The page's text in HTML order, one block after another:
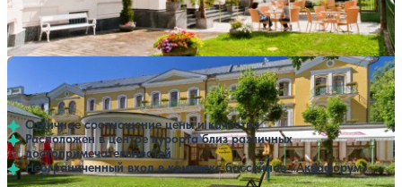
Профилей лечения:2 Крытый бассейн
Открытый бассейн
SPA
Санаторий Belvedere
Франтишкови-Лазне
Отличное соотношение цены и качества
Расположен в центре курорта близ различных
достопримечательностей
Неограниченный вход в комплекс бассейнов «Аквафорум»
Нет цен или свободных мест на выбранные даты
Выбрать другой вариант